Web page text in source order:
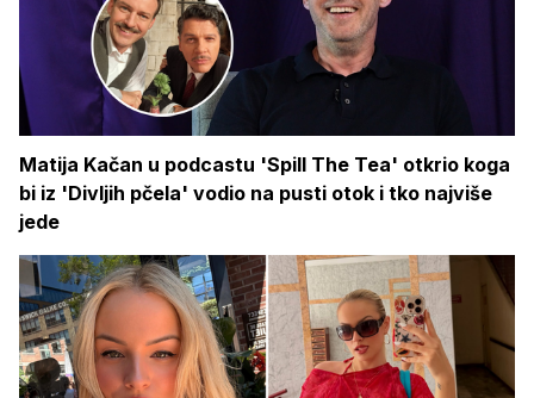
Matija Kačan u podcastu 'Spill The Tea' otkrio koga
bi iz 'Divljih pčela' vodio na pusti otok i tko najviše
jede